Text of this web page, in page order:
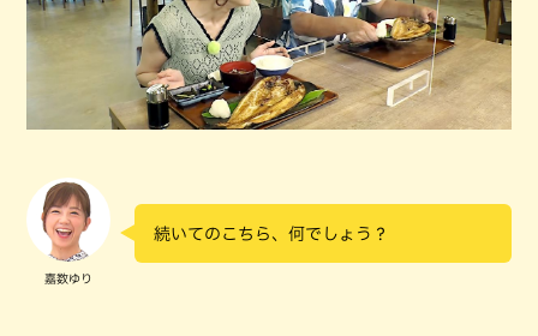
嘉数ゆり
続いてのこちら、何でしょう？